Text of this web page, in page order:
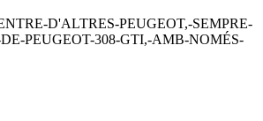
D'ALTRES-PEUGEOT,-SEMPRE-
PEUGEOT-308-GTI,-AMB-NOMÉS-